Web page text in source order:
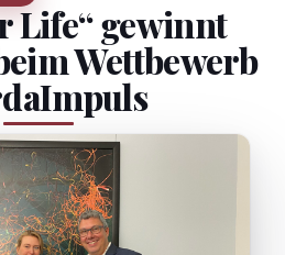
Life“ gewinnt
Wettbewerb